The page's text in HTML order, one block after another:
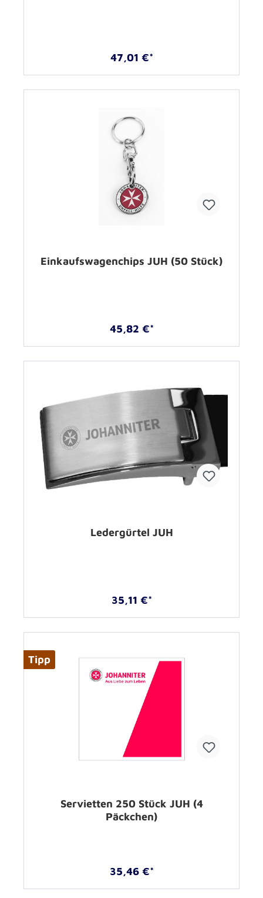
47,01 €*
Einkaufswagenchips JUH (50 Stück)
45,82 €*
Ledergürtel JUH
35,11 €*
Tipp
Servietten 250 Stück JUH (4
Päckchen)
35,46 €*